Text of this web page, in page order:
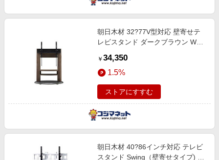
朝日木材 32?77V型対応 壁寄せテ
レビスタンド ダークブラウン WS-
￥ 34,350
1.5%
ストアにすすむ
朝日木材 40?86インチ対応 テレビ
スタンド Swing（壁寄せタイプ) ナ